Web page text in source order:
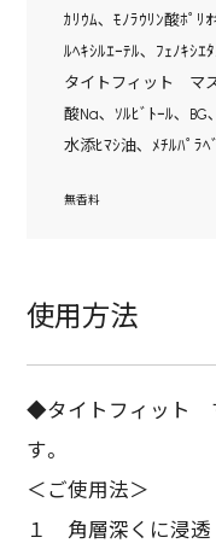
ｶﾘｳﾑ､ ﾓﾉﾗｳﾘﾝ酸ﾎﾟﾘｵ
ﾙﾍｷｼﾙｴｰﾃﾙ､ ﾌｪﾉｷｼｴ
タイトフィット マ
酸Na､ ｿﾙﾋﾞﾄｰﾙ､ BG
水添ﾋﾏｼ油､ ﾒﾁﾙﾊﾟﾗﾍ
無香料
使用方法
◆タイトフィット
す。
＜ご使用法＞
１ 角層深くに浸透